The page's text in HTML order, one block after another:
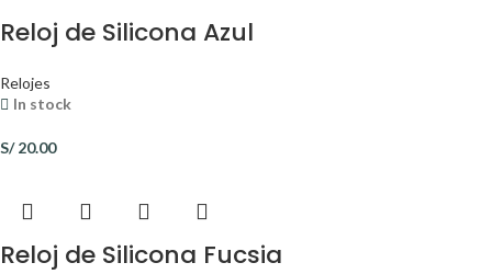
Reloj de Silicona Azul
Relojes
In stock
S/20.00
Reloj de Silicona Fucsia